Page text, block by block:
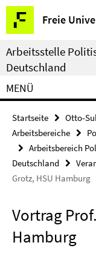
Springe
direkt
zu
Inhalt
Freie
Service-
Navigation
Arbeitsstelle
Deutschland
MENÜ
Startseite
Otto-
Arbeitsbereiche
Arbeitsbereich
Deutschland
Grotz, HSU Hamburg
Vortrag
Hamburg